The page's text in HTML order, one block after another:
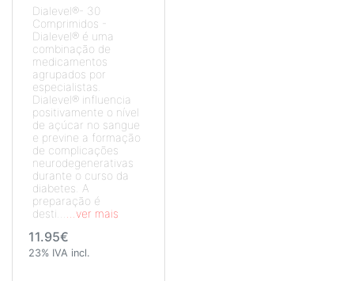
Dialevel®- 30
Comprimidos -
Dialevel® é uma
combinação de
medicamentos
agrupados por
especialistas.
Dialevel® influencia
positivamente o nível
de açúcar no sangue
e previne a formação
de complicações
neurodegenerativas
durante o curso da
diabetes. A
preparação é
desti...
...ver mais
11.95€
23% IVA incl.